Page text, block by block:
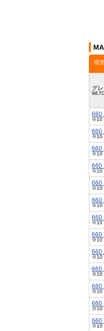
排
グ
660
※10
660
※10
660
※10
660
※10
660
※10
660
※10
660
※10
660
※10
660
※10
660
※10
660
※10
660
※10
660
※10